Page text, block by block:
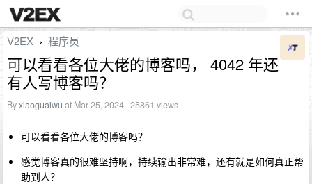
V2EX › 程序员
可以看看各位大佬的博客吗， 4042 年还
有人写博客吗？
Byxiaoguaiwu at Mar 25, 2024 · 25861 views
可以看看各位大佬的博客吗？
感觉博客真的很难坚持啊，持续输出非常难，还有就是如何真正帮
助到人？